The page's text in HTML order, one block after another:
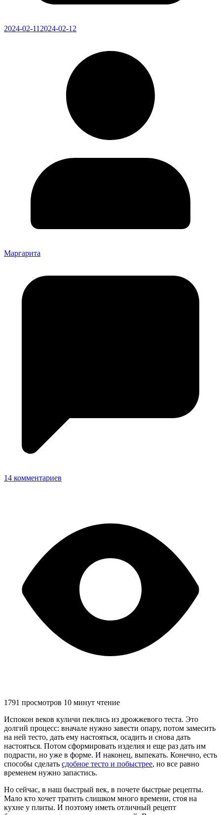
2024-02-11 2024-02-12
Маргарита
14 комментариев
1791 просмотров 10 минут чтение
Испокон веков куличи пеклись из дрожжевого теста. Это
долгий процесс: вначале нужно завести опару, потом замесить
на ней тесто, дать ему настояться, осадить и снова дать
настояться. Потом сформировать изделия и еще раз дать им
подрасти, но уже в форме. И наконец, выпекать. Конечно, есть
способы сделать сдобное тесто и побыстрее, но все равно
временем нужно запастись.
Но сейчас, в наш быстрый век, в почете быстрые рецепты.
Мало кто хочет тратить слишком много времени, стоя на
кухне у плиты. И поэтому иметь отличный рецепт